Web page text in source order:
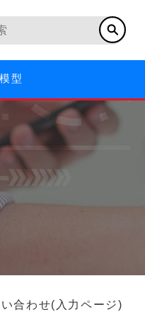
型
合わせ(入力ページ)